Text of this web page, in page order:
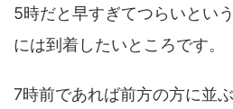
5時だと早すぎてつらいとい
には到着したいところです。
7時前であれば前方の方に並